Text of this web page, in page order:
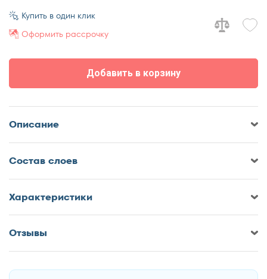
70x170
70x180
70x190
75x190
75x200
80x180
80x185
80x186
80x190
Добавить в корзину
Купить в один клик
Оформить рассрочку
Описание
Cостав слоев
Характеристики
Отзывы
Оставить отзыв о Матрас